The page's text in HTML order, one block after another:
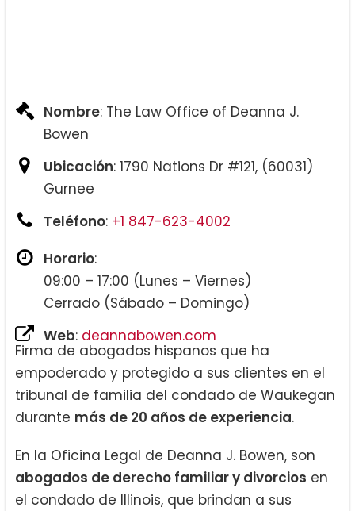
Nombre: The Law Office of Deanna J.
Bowen
Ubicación: 1790 Nations Dr #121, (60031)
Gurnee
Teléfono: +1 847-623-4002
Horario:
09:00 – 17:00 (Lunes – Viernes)
Cerrado (Sábado – Domingo)
Web: deannabowen.com
Firma de abogados hispanos que ha
empoderado y protegido a sus clientes en el
tribunal de familia del condado de Waukegan
durante más de 20 años de experiencia.
En la Oficina Legal de Deanna J. Bowen, son
abogados de derecho familiar y divorcios en
el condado de Illinois, que brindan a sus